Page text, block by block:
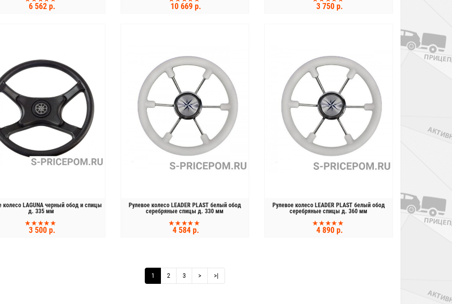
6 562 р. 10 669 р. 3 750 р.
колесо LAGUNA черный обод и спицы
д. 335 мм
3 500 р.
Рулевое колесо LEADER PLAST белый обод
серебряные спицы д. 330 мм
4 584 р.
Рулевое колесо LEADER PLAST белый обод
серебряные спицы д. 360 мм
4 890 р.
1 2 3 > >|